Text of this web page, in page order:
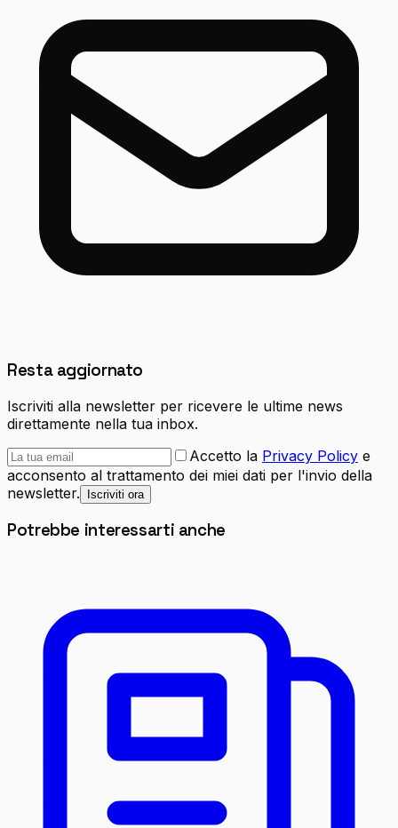
Resta aggiornato
Iscriviti alla newsletter per ricevere le ultime news
direttamente nella tua inbox.
Accetto la Privacy Policy e
acconsento al trattamento dei miei dati per l'invio della
newsletter.
Iscriviti ora
Potrebbe interessarti anche